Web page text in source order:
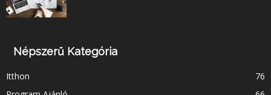
Népszerű Kategória
Itthon
76